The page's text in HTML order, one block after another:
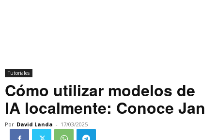
Tutoriales
Cómo utilizar modelos de
IA localmente: Conoce Jan
Por David Landa - 17/03/2025